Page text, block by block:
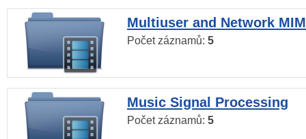
Multiuser and Network
Počet záznamů: 5
Music Signal Processing
Počet záznamů: 5